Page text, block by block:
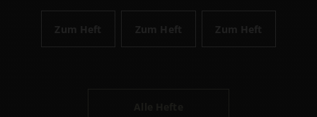
Zum Heft Zum Heft Zum Heft